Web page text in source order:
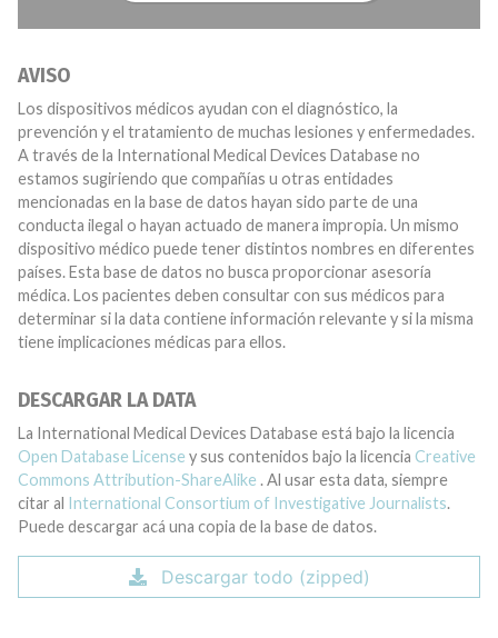
AVISO
Los dispositivos médicos ayudan con el diagnóstico, la
prevención y el tratamiento de muchas lesiones y enfermedades.
A través de la International Medical Devices Database no
estamos sugiriendo que compañías u otras entidades
mencionadas en la base de datos hayan sido parte de una
conducta ilegal o hayan actuado de manera impropia. Un mismo
dispositivo médico puede tener distintos nombres en diferentes
países. Esta base de datos no busca proporcionar asesoría
médica. Los pacientes deben consultar con sus médicos para
determinar si la data contiene información relevante y si la misma
tiene implicaciones médicas para ellos.
DESCARGAR LA DATA
La International Medical Devices Database está bajo la licencia
Open Database License y sus contenidos bajo la licencia Creative
Commons Attribution-ShareAlike . Al usar esta data, siempre
citar al International Consortium of Investigative Journalists.
Puede descargar acá una copia de la base de datos.
Descargar todo (zipped)